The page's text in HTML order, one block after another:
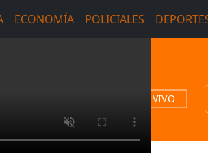
ECONOMÍA POLICIALES
EN VIVO